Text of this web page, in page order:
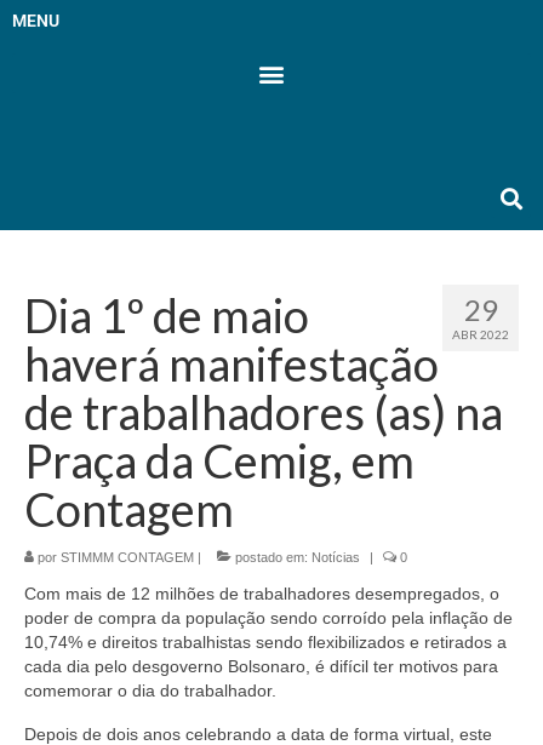
MENU
29
ABR 2022
Dia 1º de maio
haverá manifestação
de trabalhadores (as) na
Praça da Cemig, em
Contagem
por STIMMM CONTAGEM | postado em: Notícias | 0
Com mais de 12 milhões de trabalhadores desempregados, o
poder de compra da população sendo corroído pela inflação de
10,74% e direitos trabalhistas sendo flexibilizados e retirados a
cada dia pelo desgoverno Bolsonaro, é difícil ter motivos para
comemorar o dia do trabalhador.
Depois de dois anos celebrando a data de forma virtual, este